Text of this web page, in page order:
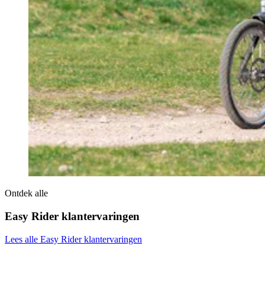
Ontdek alle
Easy Rider klantervaringen
Lees alle Easy Rider klantervaringen